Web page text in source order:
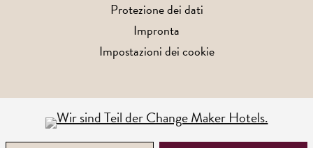
Protezione dei dati
Impronta
Impostazioni dei cookie